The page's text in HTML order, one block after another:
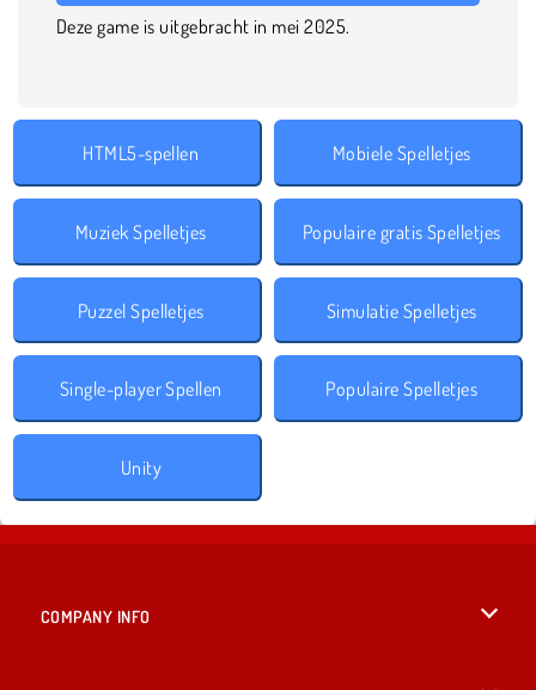
Deze game is uitgebracht in mei 2025.
HTML5-spellen Mobiele Spelletjes
Muziek Spelletjes Populaire gratis Spelletjes
Puzzel Spelletjes Simulatie Spelletjes
Single-player Spellen Populaire Spelletjes
Unity
COMPANY INFO